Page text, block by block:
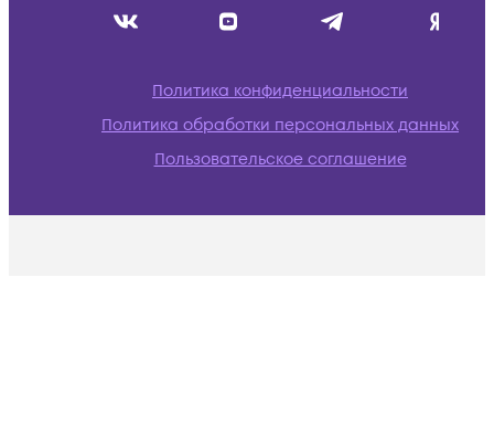
Политика конфиденциальности
Политика обработки персональных данных
Пользовательское соглашение